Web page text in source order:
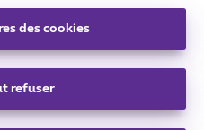
1030 Bruxelles.
des cookies
refuser